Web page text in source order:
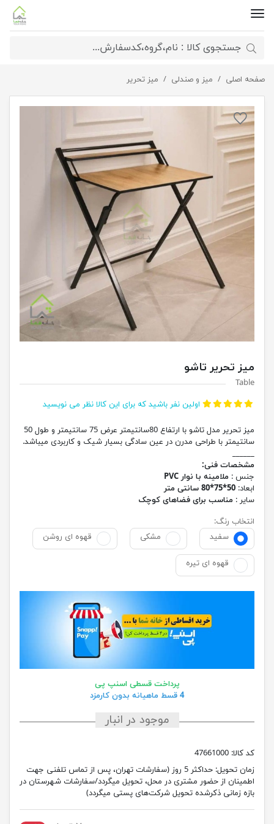
صفحه اصلی میز و صندلی میز تحریر میز تحریر تاشو
میز تحریر تاشو
Table
اولین نفر باشید که برای این کالا نظر می نویسید
میز تحریر مدل تاشو با ارتفاع 80سانتیمتر عرض 75 سانتیمتر و طول 50
سانتیمتر با طراحی مدرن در عین سادگی بسیار شیک و کاربردی میباشد.
______
مشخصات فنی:
جنس : ملامینه با نوار PVC
ابعاد: 50*75*80 سانتی متر
سایر : مناسب برای فضاهای کوچک
انتخاب رنگ:
سفید
مشکی قهوه ای روشن
قهوه ای تیره
پرداخت قسطی اسنپ پی
4 قسط ماهیانه بدون کارمزد
موجود در انبار
کد کالا: 47661000
زمان تحویل:
حداکثر 5 روز (سفارشات تهران، پس از تماس تلفنی جهت
اطمینان از حضور مشتری در محل، تحویل میگردد/سفارشات شهرستان در
بازه زمانی ذکرشده تحویل شرکت‌های پستی میگردد)